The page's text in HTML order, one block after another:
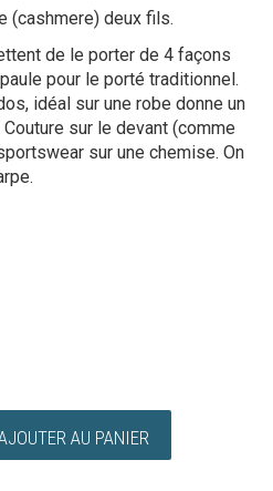
(cashmere) deux fils.
de le porter de 4 façons
pour le porté traditionnel.
idéal sur une robe donne un
sur le devant (comme
sur une chemise. On
AU PANIER